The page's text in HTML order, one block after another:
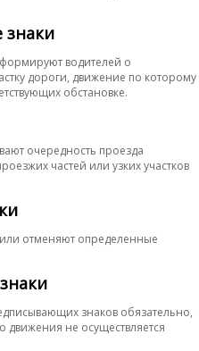
водителей о
дороги, движение по которому
обстановке.
очередность проезда
частей или узких участков
отменяют определенные
знаков обязательно,
не осуществляется